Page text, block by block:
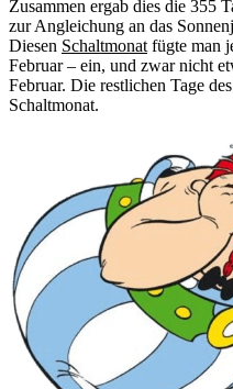
Zusammen ergab dies die 355
zur Angleichung an das
Diesen Schaltmonat fügte man
Februar – ein, und zwar nicht
Februar. Die restlichen Tage
Schaltmonat.